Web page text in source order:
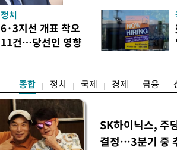
안'을 전면 재검토 할 것을
들과의 상황 점검 회의에서
지법안을 둘러싼 투자자들
았다. 이 자리에서 이 대통
정치
6·3지선 개표 착오
11건…당선인 영향
종합 정치 국제 경제 금융
SK하이닉스, 주
결정…3분기 중